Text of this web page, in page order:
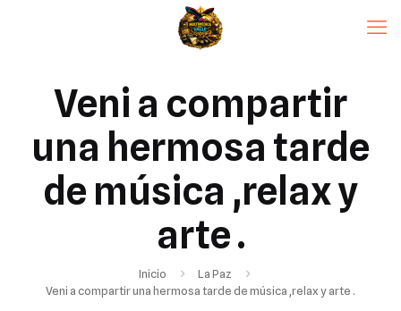
Veni a compartir
una hermosa tarde
de música ,relax y
arte .
Inicio
La Paz
Veni a compartir una hermosa tarde de música ,relax y arte .